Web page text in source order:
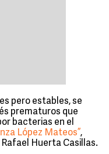
pero estables, se
prematuros que
bacterias en el
López Mateos”,
Huerta Casillas.